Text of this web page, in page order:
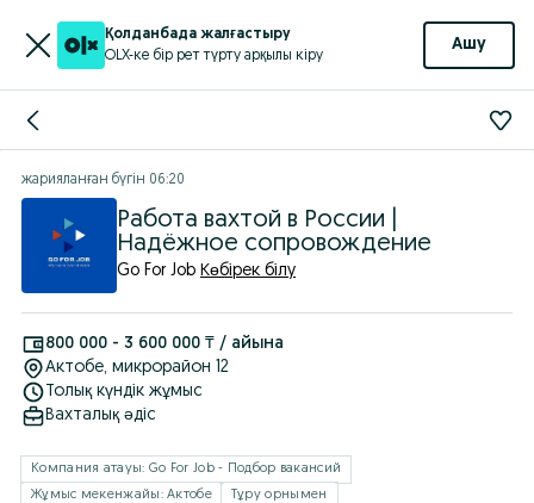
Қолданбада жалғастыру
OLX-ке бір рет түрту арқылы кіру
Ашу
жарияланған бүгін 06:20
Работа вахтой в России |
Надёжное сопровождение
Go For Job Көбірек білу
800 000 - 3 600 000 ₸ / айына
Актобе, микрорайон 12
Толық күндік жұмыс
Вахталық əдіс
Компания атауы: Go For Job - Подбор вакансий
Жұмыс мекенжайы: Актобе
Тұру орнымен